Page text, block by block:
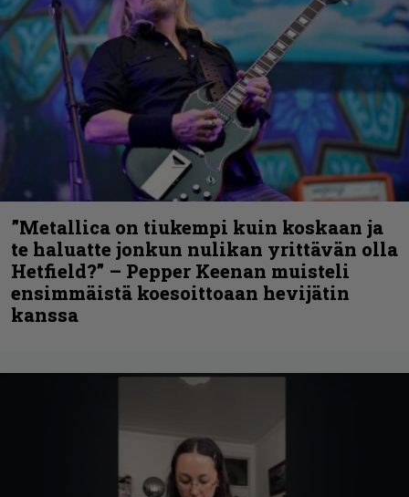
”Metallica on tiukempi kuin koskaan ja
te haluatte jonkun nulikan yrittävän olla
Hetfield?” – Pepper Keenan muisteli
ensimmäistä koesoittoaan hevijätin
kanssa